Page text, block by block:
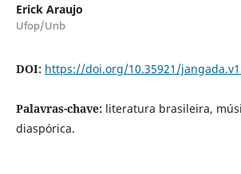
Erick Araujo
Ufop/Unb
DOI: https://doi.org/10.35921/
Palavras-chave: literatura brasileira,
diaspórica.